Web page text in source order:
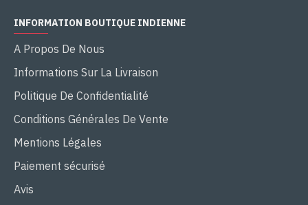
INFORMATION BOUTIQUE INDIENNE
A Propos De Nous
Informations Sur La Livraison
Politique De Confidentialité
Conditions Générales De Vente
Mentions Légales
Paiement sécurisé
Avis